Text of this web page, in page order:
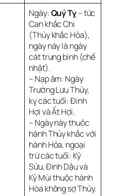
Ngày: Quý Tỵ– tức
Can khắc Chi
(Thủy khắc Hỏa),
ngày này là ngày
cát trung bình (chế
nhật).
– Nạp âm: Ngày
Trường Lưu Thủy,
kỵ các tuổi: Đinh
Hợi và Ất Hợi.
– Ngày này thuộc
hành Thủy khắc với
hành Hỏa, ngoại
trừ các tuổi: Kỷ
Sửu, Đinh Dậu và
Kỷ Mùi thuộc hành
Hỏa không sợ Thủy.